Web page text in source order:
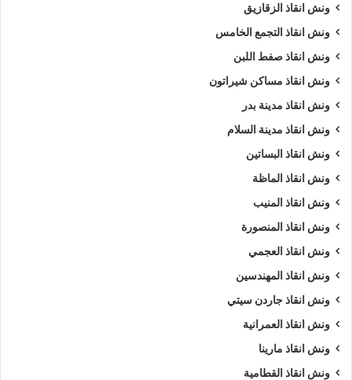
ونش انقاذ الزقازيق
ونش انقاذ التجمع الخامس
ونش انقاذ صفط اللبن
ونش انقاذ مساكن شيراتون
ونش انقاذ مدينة بدر
ونش انقاذ مدينة السلام
ونش انقاذ البساتين
ونش انقاذ الماظة
ونش انقاذ المنيب
ونش انقاذ المنصورة
ونش انقاذ العجمي
ونش انقاذ المهندسين
ونش انقاذ جاردن سيتي
ونش انقاذ العمرانية
ونش انقاذ مارينا
ونش انقاذ القطامية